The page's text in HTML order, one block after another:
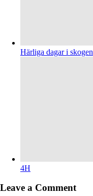
Härliga dagar i skogen
4H
Leave a Comment